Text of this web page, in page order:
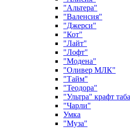
"Альтера"
"Валенсия"
"Джерси"
"Кот"
"Лайт"
"Лофт"
"Модена"
"Оливер МЛК"
"Тайм"
"Теодора"
"Ультра" крафт
"Чарли"
Умка
"Муза"